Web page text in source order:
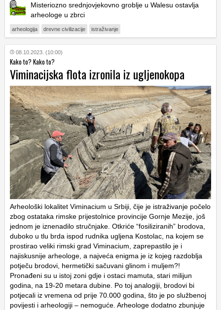
Misteriozno srednjovjekovno groblje u Walesu ostavlja
arheologe u zbrci
arheologija drevne civilizacije istraživanje
08.10.2023. (10:00)
Kako to? Kako to?
Viminacijska flota izronila iz ugljenokopa
Arheološki lokalitet Viminacium u Srbiji, čije je istraživanje počelo
zbog ostataka rimske prijestolnice provincije Gornje Mezije, još
jednom je iznenadilo stručnjake. Otkriće “fosiliziranih” brodova,
duboko u tlu brda ispod rudnika ugljena Kostolac, na kojem se
prostirao veliki rimski grad Viminacium, zaprepastilo je i
najiskusnije arheologe, a najveća enigma je iz kojeg razdoblja
potječu brodovi, hermetički sačuvani glinom i muljem?!
Pronađeni su u istoj zoni gdje i ostaci mamuta, stari milijun
godina, na 19-20 metara dubine. Po toj analogiji, brodovi bi
potjecali iz vremena od prije 70.000 godina, što je po službenoj
povijesti i arheologiji – nemoguće. Arheologe dodatno zbunjuje